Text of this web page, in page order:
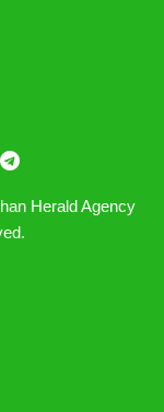
Herald Agency